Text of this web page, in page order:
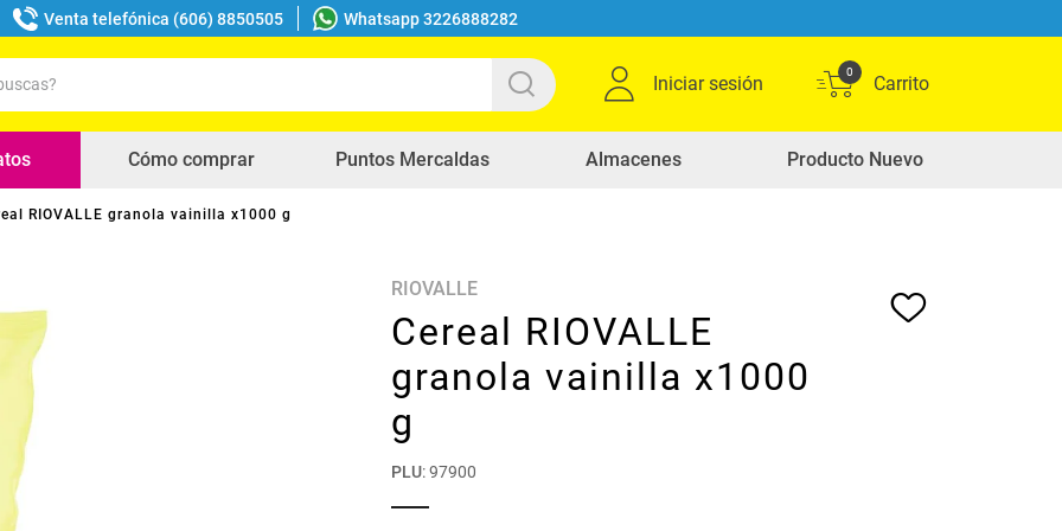
Venta telefónica (606) 8850505 Whatsapp 3226888282
Iniciar sesión
0
Cómo comprar Puntos Mercaldas Almacenes Producto Nuevo
RIOVALLE granola vainilla x1000 g
RIOVALLE
Cereal RIOVALLE
granola vainilla x1000
g
PLU:97900
buscados